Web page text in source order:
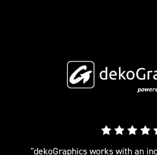
"dekoGraphics works with an